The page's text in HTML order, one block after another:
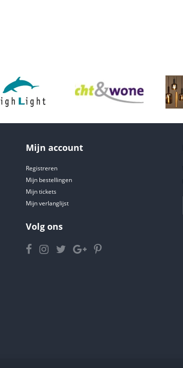
Mijn account
Registreren
Mijn bestellingen
Mijn tickets
Mijn verlanglijst
Volg ons